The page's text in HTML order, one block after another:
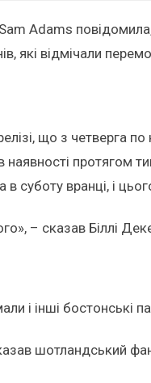
Adams
які відмічали
що з четверга
наявності протягом
в суботу вранці, і
– сказав Біллі
і інші бостонські
шотландський